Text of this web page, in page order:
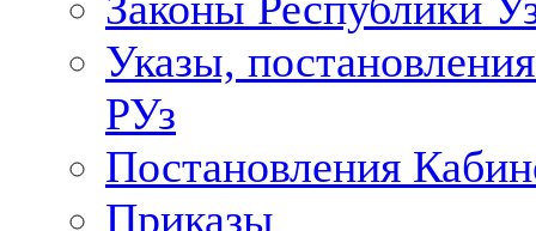
Указы,
РУз
Постановления
Приказы